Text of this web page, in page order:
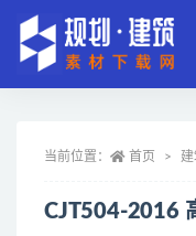
当前位置： 首页
CJT504-2016